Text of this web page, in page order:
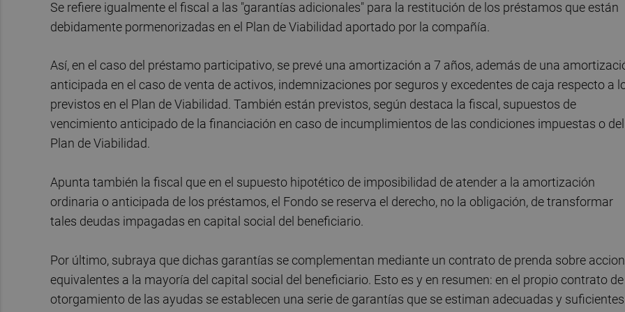
Se refiere igualmente el fiscal a las "garantías adicionales" para la restitución de los préstamos que están
debidamente pormenorizadas en el Plan de Viabilidad aportado por la compañía.
Así, en el caso del préstamo participativo, se prevé una amortización a 7 años, además de una
anticipada en el caso de venta de activos, indemnizaciones por seguros y excedentes de caja respecto a
previstos en el Plan de Viabilidad. También están previstos, según destaca la fiscal, supuestos de
vencimiento anticipado de la financiación en caso de incumplimientos de las condiciones impuestas o del
Plan de Viabilidad.
Apunta también la fiscal que en el supuesto hipotético de imposibilidad de atender a la amortización
ordinaria o anticipada de los préstamos, el Fondo se reserva el derecho, no la obligación, de transformar
tales deudas impagadas en capital social del beneficiario.
Por último, subraya que dichas garantías se complementan mediante un contrato de prenda sobre
equivalentes a la mayoría del capital social del beneficiario. Esto es y en resumen: en el propio contrato de
otorgamiento de las ayudas se establecen una serie de garantías que se estiman adecuadas y suficientes